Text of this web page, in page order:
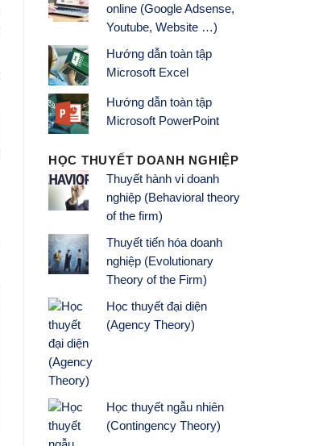
online (Google Adsense,
Youtube, Website …)
Hướng dẫn toàn tập
Microsoft Excel
Hướng dẫn toàn tập
Microsoft PowerPoint
HỌC THUYẾT DOANH NGHIỆP
Thuyết hành vi doanh
nghiệp (Behavioral theory
of the firm)
Thuyết tiến hóa doanh
nghiệp (Evolutionary
Theory of the Firm)
Học thuyết đại diện
(Agency Theory)
Học thuyết ngẫu nhiên
(Contingency Theory)